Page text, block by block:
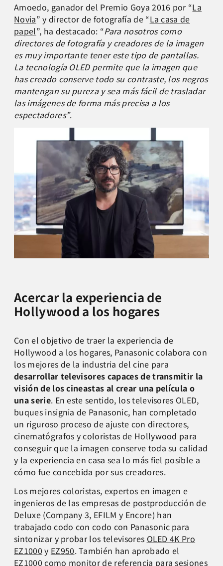
Amoedo, ganador del Premio Goya 2016 por “La
Novia” y director de fotografía de “La casa de
papel”, ha destacado: “Para nosotros como
directores de fotografía y creadores de la imagen
es muy importante tener este tipo de pantallas.
La tecnología OLED permite que la imagen que
has creado conserve todo su contraste, los negros
mantengan su pureza y sea más fácil de trasladar
las imágenes de forma más precisa a los
espectadores”.
Acercar la experiencia de
Hollywood a los hogares
Con el objetivo de traer la experiencia de
Hollywood a los hogares, Panasonic colabora con
los mejores de la industria del cine para
desarrollar televisores capaces de transmitir la
visión de los cineastas al crear una película o
una serie. En este sentido, los televisores OLED,
buques insignia de Panasonic, han completado
un riguroso proceso de ajuste con directores,
cinematógrafos y coloristas de Hollywood para
conseguir que la imagen conserve toda su calidad
y la experiencia en casa sea lo más fiel posible a
cómo fue concebida por sus creadores.
Los mejores coloristas, expertos en imagen e
ingenieros de las empresas de postproducción de
Deluxe (Company 3, EFILM y Encore) han
trabajado codo con codo con Panasonic para
sintonizar y probar los televisores OLED 4K Pro
EZ1000 y EZ950. También han aprobado el
EZ1000 como monitor de referencia para sesiones